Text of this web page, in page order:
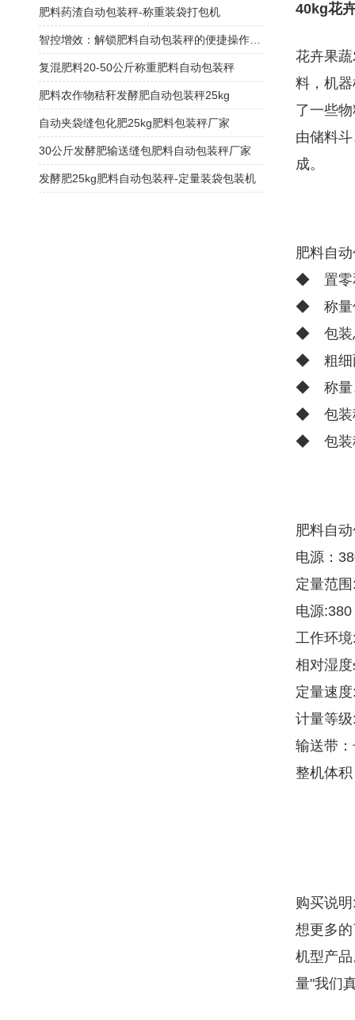
40kg花
花卉果
料，机
了一些
由储料
成。
肥料自
◆ 置零
◆ 称量
◆ 包装
◆ 粗细
◆ 称量
◆ 包装
◆ 包装
肥料自
电源：
定量范
电源
工作环
相对湿
定量速
计量等
输送带
整机体
购买说明
想更多
机型产
量"我们
肥料药渣自动包装秤-称重装袋打包机
复混肥料20-50公斤称重肥料自动包装秤
肥料农作物秸秆发酵肥自动包装秤25kg
自动夹袋缝包化肥25kg肥料包装秤厂家
30公斤发酵肥输送缝包肥料自动包装秤厂家
发酵肥25kg肥料自动包装秤-定量装袋包装机